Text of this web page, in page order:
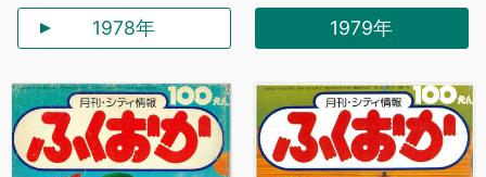
1978年 1979年